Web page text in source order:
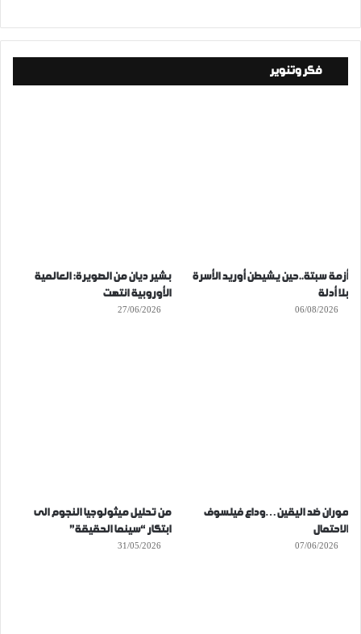
فكر وتنوير
أزمة سبتة..حين يشيطن أوريد الأسرة
بلا أدلة
06/08/2026
بشير ديان من الصويرة: العالمية
الأوروبية انتهت
27/06/2026
موران ضد اليقين…وداع فيلسوف
الاحتمال
07/06/2026
من تحليل ميثولوجيا النجوم الى
ابتكار “سينما الحقيقة”
31/05/2026